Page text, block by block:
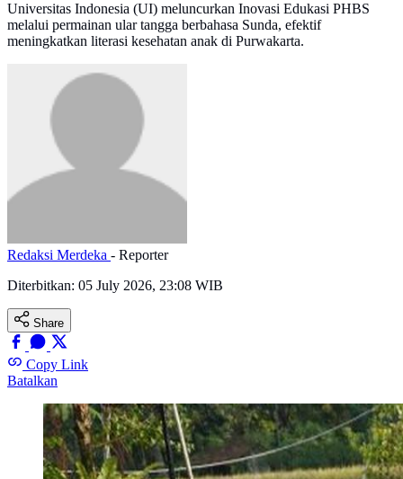
Universitas Indonesia (UI) meluncurkan Inovasi Edukasi PHBS
melalui permainan ular tangga berbahasa Sunda, efektif
meningkatkan literasi kesehatan anak di Purwakarta.
Redaksi Merdeka - Reporter
Diterbitkan: 05 July 2026, 23:08 WIB
Share
Copy Link
Batalkan